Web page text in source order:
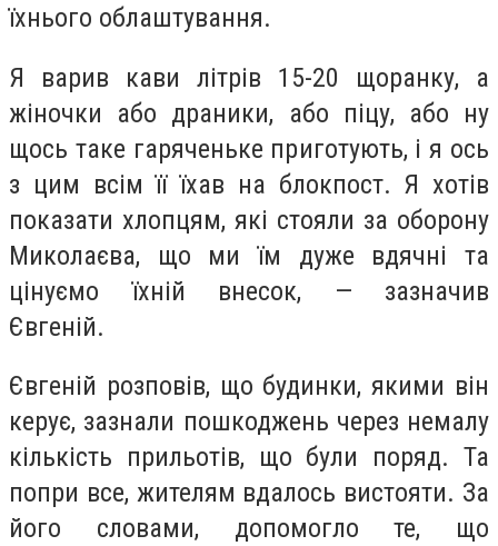
їхнього облаштування.
Я варив кави літрів 15-20 щоранку, а
жіночки або драники, або піцу, або ну
щось таке гаряченьке приготують, і я ось
з цим всім її їхав на блокпост. Я хотів
показати хлопцям, які стояли за оборону
Миколаєва, що ми їм дуже вдячні та
цінуємо їхній внесок, — зазначив
Євгеній.
Євгеній розповів, що будинки, якими він
керує, зазнали пошкоджень через немалу
кількість прильотів, що були поряд. Та
попри все, жителям вдалось вистояти. За
його словами, допомогло те, що